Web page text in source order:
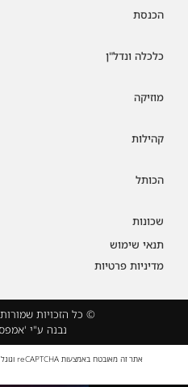
הכנסת
כלכלה ונדל"ן
מוזיקה
קהילות
הכותל
שכונות
תנאי שימוש
מדיניות פרטיות
© כל הזכויות
נבנה ע"י
אתר זה מאובטח באמצעות reCAPTCHA וגוגל בכפוף